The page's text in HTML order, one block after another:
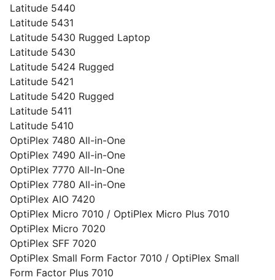
Latitude 5440
Latitude 5431
Latitude 5430 Rugged Laptop
Latitude 5430
Latitude 5424 Rugged
Latitude 5421
Latitude 5420 Rugged
Latitude 5411
Latitude 5410
OptiPlex 7480 All-in-One
OptiPlex 7490 All-in-One
OptiPlex 7770 All-In-One
OptiPlex 7780 All-in-One
OptiPlex AIO 7420
OptiPlex Micro 7010 / OptiPlex Micro Plus 7010
OptiPlex Micro 7020
OptiPlex SFF 7020
OptiPlex Small Form Factor 7010 / OptiPlex Small
Form Factor Plus 7010